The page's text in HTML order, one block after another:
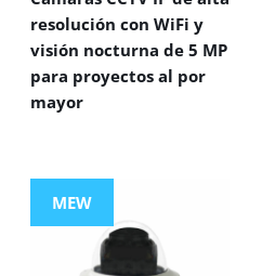
resolución con WiFi y
visión nocturna de 5 MP
para proyectos al por
mayor
MEW